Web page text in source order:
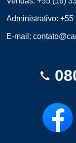
Administrativo:+55
E-mail: